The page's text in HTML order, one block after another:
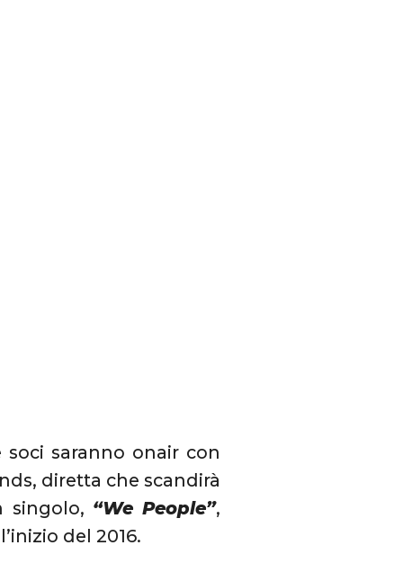
soci saranno onair con
diretta che scandirà
singolo, “We People”,
del 2016.